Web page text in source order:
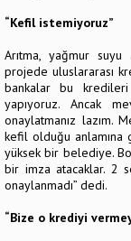
“Kefil istemiyoruz”
Arıtma, yağmur
projede uluslararası
bankalar bu
yapıyoruz. Ancak
onaylatmanız lazım.
kefil olduğu anlamına
yüksek bir belediye.
bir imza atacaklar. 2
onaylanmadı” dedi.
“Bize o krediyi